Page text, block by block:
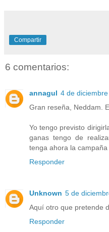
Compartir
6 comentarios:
annagul 4 de
Gran reseña, Neddam.
Yo tengo previsto
ganas tengo de
tenga ahora la
Responder
Unknown 5 de
Aquí otro que pretende
Responder